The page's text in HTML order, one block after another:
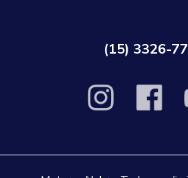
(15) 3326-